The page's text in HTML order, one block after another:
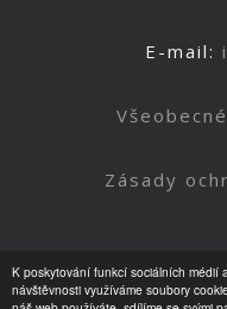
K poskytování funkcí sociálních médií
návštěvnosti využíváme soubory
E-mail:
Zásady